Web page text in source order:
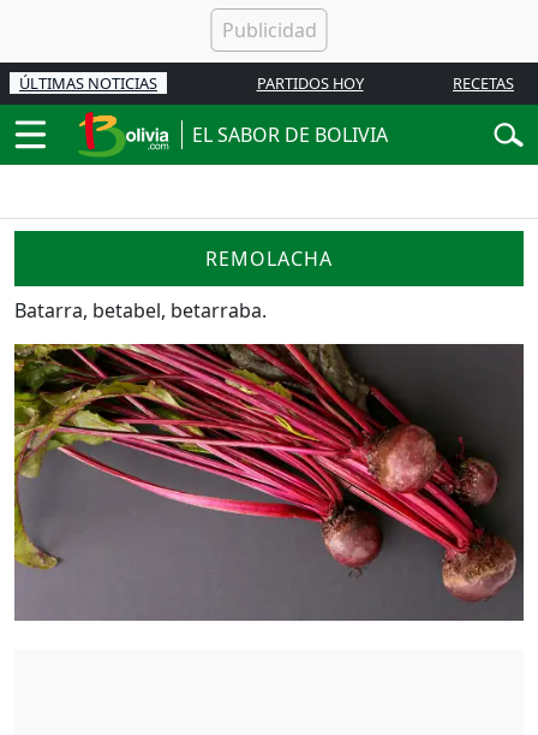
ÚLTIMAS NOTICIAS PARTIDOS HOY RECETAS
EL SABOR DE BOLIVIA
REMOLACHA
Batarra, betabel, betarraba.